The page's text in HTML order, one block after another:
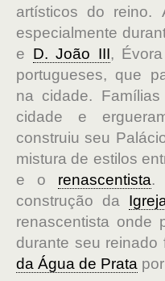
artísticos do reino.
especialmente
e D. João III,
portugueses, que
na cidade.
cidade e
construiu seu
mistura de estilos
e o renascentista.
construção da
renascentista onde
durante seu reinado
da Água de Prata